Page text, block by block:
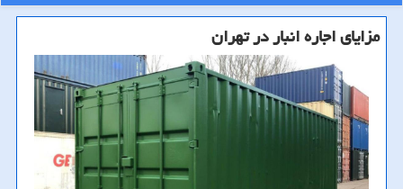
مزایای اجاره انبار در تهران